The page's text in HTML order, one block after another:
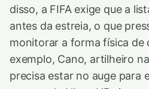
disso, a FIFA exige que a
antes da estreia, o que
monitorar a forma física de
exemplo, Cano, artilheiro
precisa estar no auge para